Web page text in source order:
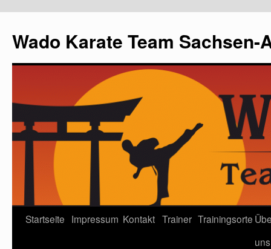
Wado Karate Team Sachsen-
Startseite Impressum Kontakt Trainer Trainingsorte
uns